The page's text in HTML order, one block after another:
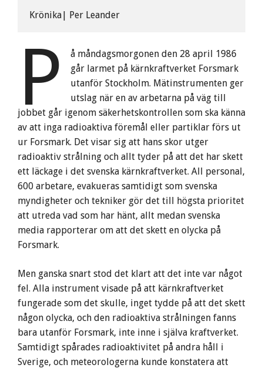
Krönika| Per Leander
P
å måndagsmorgonen den 28 april 1986
går larmet på kärnkraftverket Forsmark
utanför Stockholm. Mätinstrumenten ger
utslag när en av arbetarna på väg till
jobbet går igenom säkerhetskontrollen som ska känna
av att inga radioaktiva föremål eller partiklar förs ut
ur Forsmark. Det visar sig att hans skor utger
radioaktiv strålning och allt tyder på att det har skett
ett läckage i det svenska kärnkraftverket. All personal,
600 arbetare, evakueras samtidigt som svenska
myndigheter och tekniker gör det till högsta prioritet
att utreda vad som har hänt, allt medan svenska
media rapporterar om att det skett en olycka på
Forsmark.
Men ganska snart stod det klart att det inte var något
fel. Alla instrument visade på att kärnkraftverket
fungerade som det skulle, inget tydde på att det skett
någon olycka, och den radioaktiva strålningen fanns
bara utanför Forsmark, inte inne i själva kraftverket.
Samtidigt spårades radioaktivitet på andra håll i
Sverige, och meteorologerna kunde konstatera att